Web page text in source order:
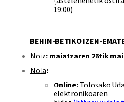
19:00)
BEHIN-BETIKO IZEN-
Noiz: maiatzaren 26tik
Nola: ​
Online: Tolosako
elektronikoaren